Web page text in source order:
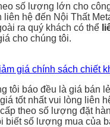
số lượng lớn cho
liên hệ đến Nội Thất
ra quý khách có thể
cho chúng tôi.
giá chính sách chiết
tôi báo đều là giá bán
tốt nhất vui lòng liên
theo số lượng đặt
biết số lượng mua của